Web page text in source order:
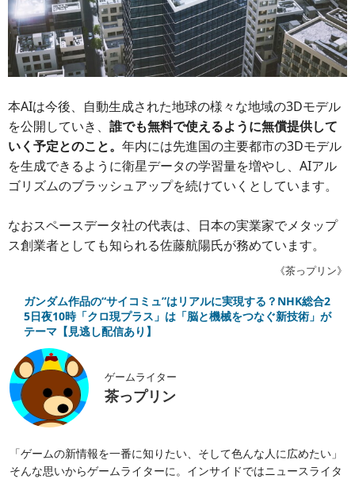
本AIは今後、自動生成された地球の様々な地域の3Dモデル
を公開していき、 誰でも無料で使えるように無償提供して
いく予定とのこと。 年内には先進国の主要都市の3Dモデル
を生成できるように衛星データの学習量を増やし、AIアル
ゴリズムのブラッシュアップを続けていくとしています。
なおスペースデータ社の代表は、日本の実業家でメタップ
ス創業者としても知られる佐藤航陽氏が務めています。
《茶っプリン》
ガンダム作品の“サイコミュ”はリアルに実現する？NHK総合2
5日夜10時「クロ現プラス」は「脳と機械をつなぐ新技術」が
テーマ【見逃し配信あり】
ゲームライター
茶っプリン
「ゲームの新情報を一番に知りたい、そして色んな人に広めたい」
そんな思いからゲームライターに。インサイドではニュースライタ